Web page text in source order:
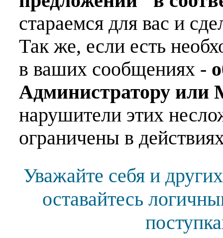
стараемся для вас и
Так же, если есть
в ваших сообщениях -
Администратору или
нарушители этих
ограничены в
Уважайте себя и
оставайтесь